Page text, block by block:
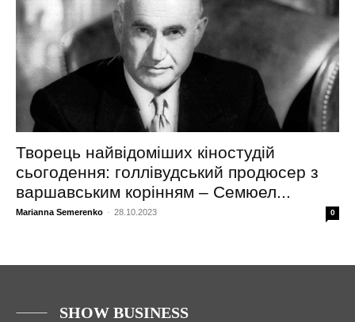
Творець найвідоміших кіностудій
сьогодення: голлівудський продюсер з
варшавським корінням – Семюел...
Marianna Semerenko - 28.10.2023 0
SHOW BUSINESS